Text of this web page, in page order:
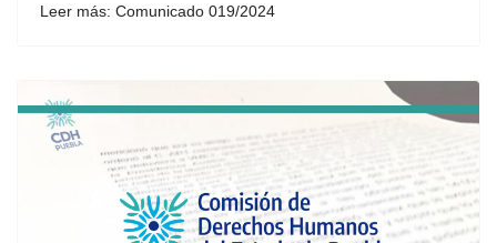
Leer más: Comunicado 019/2024